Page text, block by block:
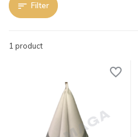
Filter
1 product